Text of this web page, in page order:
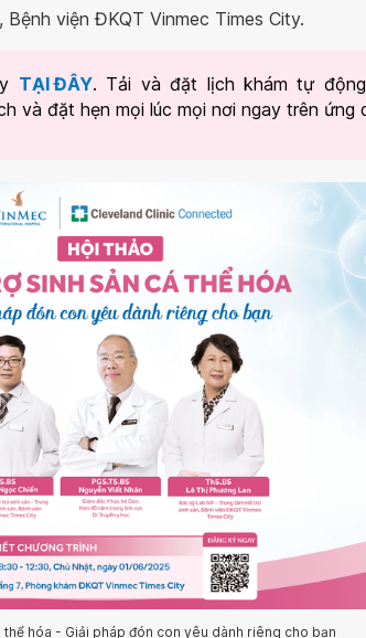
viện ĐKQT Vinmec Times City.
TẠI ĐÂY. Tải và đặt lịch khám tự
và đặt hẹn mọi lúc mọi nơi ngay trên ứng
thể hóa - Giải pháp đón con yêu dành riêng cho bạn